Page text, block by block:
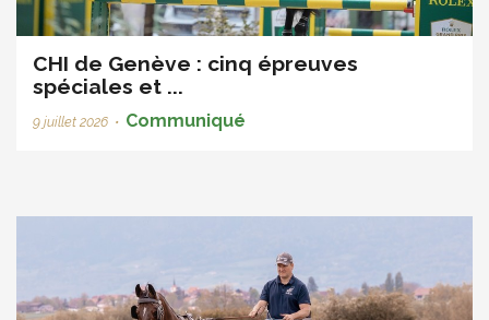
CHI de Genève : cinq épreuves
spéciales et ...
9 juillet 2026 • Communiqué